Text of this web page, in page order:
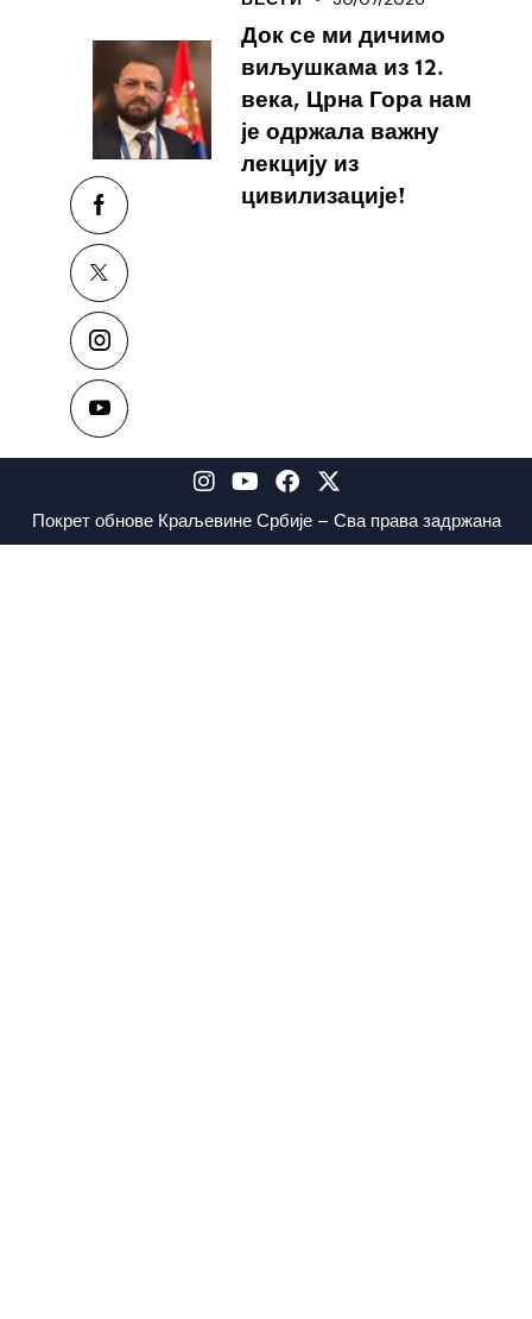
Док се ми дичимо
виљушкама из 12.
века, Црна Гора нам
је одржала важну
лекцију из
цивилизације!
Покрет обнове Краљевине Србије – Сва права задржана